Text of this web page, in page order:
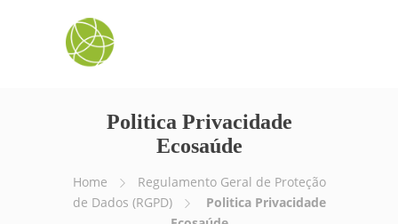
Politica Privacidade
Ecosaúde
Home
Regulamento Geral de Proteção
de Dados (RGPD)
Politica Privacidade